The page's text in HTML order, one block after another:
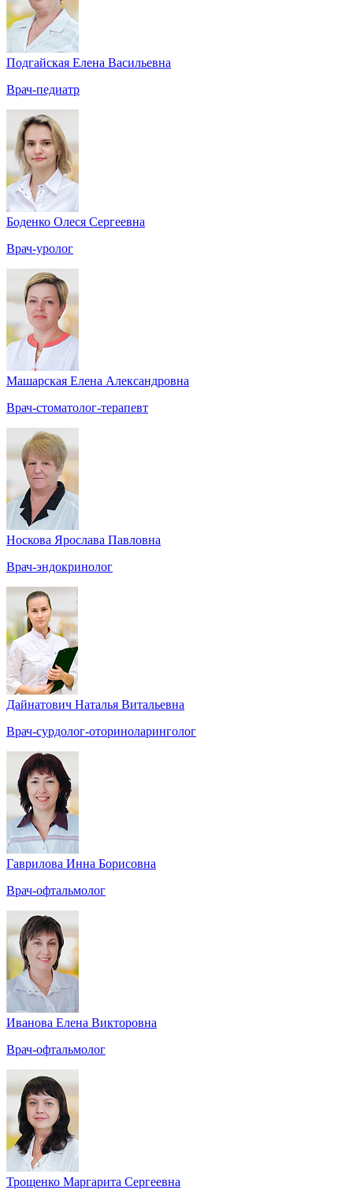
Подгайская Елена Васильевна
Врач-педиатр
Боденко Олеся Сергеевна
Врач-уролог
Машарская Елена Александровна
Врач-стоматолог-терапевт
Носкова Ярослава Павловна
Врач-эндокринолог
Дайнатович Наталья Витальевна
Врач-сурдолог-оториноларинголог
Гаврилова Инна Борисовна
Врач-офтальмолог
Иванова Елена Викторовна
Врач-офтальмолог
Трощенко Маргарита Сергеевна